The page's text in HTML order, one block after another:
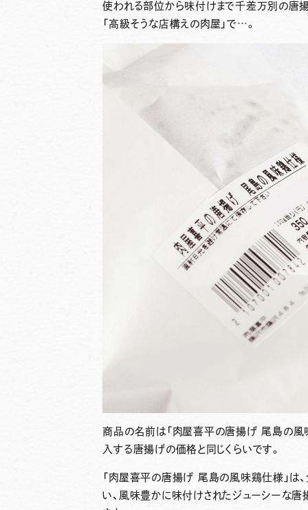
使われる部位から味付けまで千差万別の唐揚
「高級そうな店構えの肉屋」で…。
商品の名前は 「肉屋喜平の唐揚げ 尾島の風
入する唐揚げの価格と同じくらいです。
「肉屋喜平の唐揚げ 尾島の風味鶏仕様」は
い、風味豊かに味付けされたジューシーな